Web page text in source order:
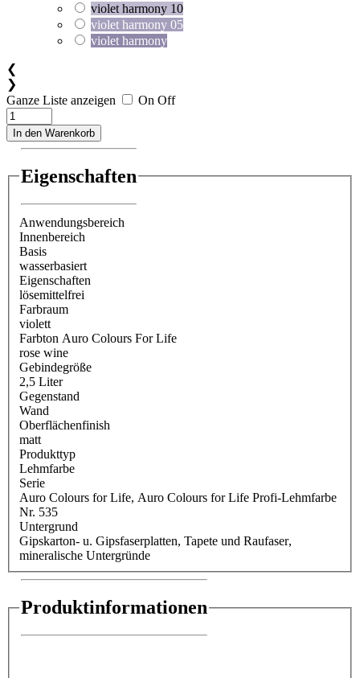
violet harmony 10
violet harmony 05
violet harmony
❮
❯
Ganze Liste anzeigen
On Off
In den Warenkorb
Eigenschaften
Anwendungsbereich
Innenbereich
Basis
wasserbasiert
Eigenschaften
lösemittelfrei
Farbraum
violett
Farbton Auro Colours For Life
rose wine
Gebindegröße
2,5 Liter
Gegenstand
Wand
Oberflächenfinish
matt
Produkttyp
Lehmfarbe
Serie
Auro Colours for Life, Auro Colours for Life Profi-Lehmfarbe
Nr. 535
Untergrund
Gipskarton- u. Gipsfaserplatten, Tapete und Raufaser,
mineralische Untergründe
Produktinformationen